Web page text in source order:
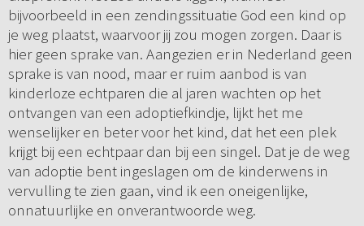
bijvoorbeeld in een zendingssituatie God een kind op
je weg plaatst, waarvoor jij zou mogen zorgen. Daar is
hier geen sprake van. Aangezien er in Nederland geen
sprake is van nood, maar er ruim aanbod is van
kinderloze echtparen die al jaren wachten op het
ontvangen van een adoptiefkindje, lijkt het me
wenselijker en beter voor het kind, dat het een plek
krijgt bij een echtpaar dan bij een singel. Dat je de weg
van adoptie bent ingeslagen om de kinderwens in
vervulling te zien gaan, vind ik een oneigenlijke,
onnatuurlijke en onverantwoorde weg.